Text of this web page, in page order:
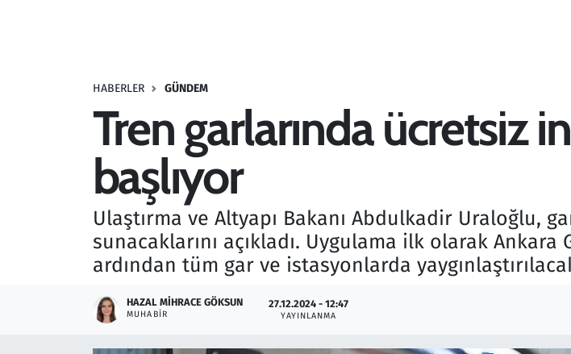
HABERLER GÜNDEM
Tren garlarında ücretsiz
başlıyor
Ulaştırma ve Altyapı Bakanı Abdulkadir Uraloğlu,
sunacaklarını açıkladı. Uygulama ilk olarak Ankara
ardından tüm gar ve istasyonlarda
HAZAL MIHRACE GÖKSUN
MUHABIR
27.12.2024 - 12:47
YAYINLANMA
Savunma Sanayi
Televizyon